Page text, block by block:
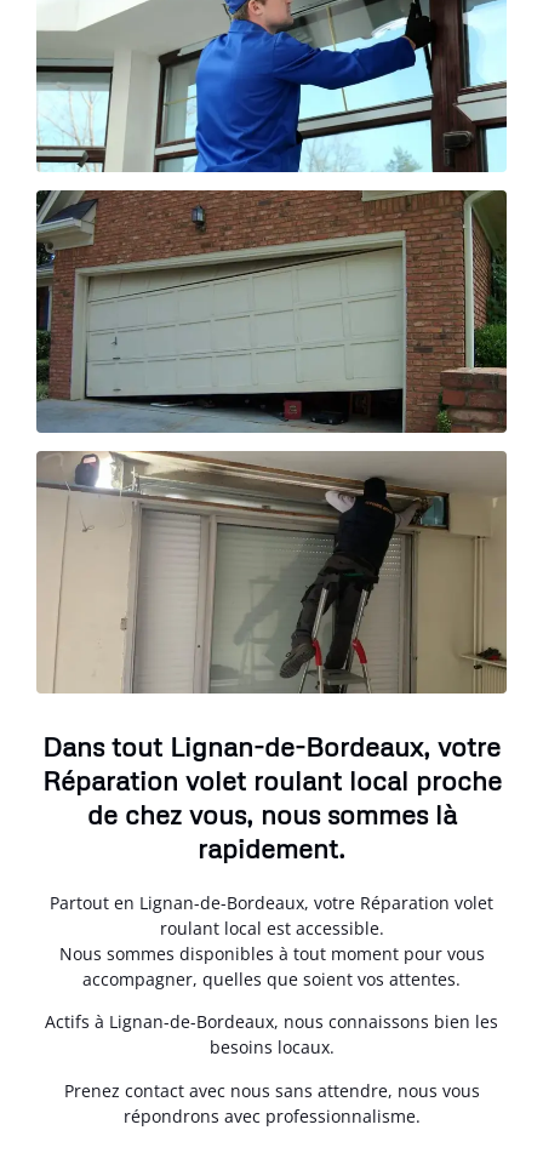
Dans tout Lignan-de-Bordeaux, votre
Réparation volet roulant local proche
de chez vous, nous sommes là
rapidement.
Partout en Lignan-de-Bordeaux, votre Réparation volet
roulant local est accessible.
Nous sommes disponibles à tout moment pour vous
accompagner, quelles que soient vos attentes.
Actifs à Lignan-de-Bordeaux, nous connaissons bien les
besoins locaux.
Prenez contact avec nous sans attendre, nous vous
répondrons avec professionnalisme.